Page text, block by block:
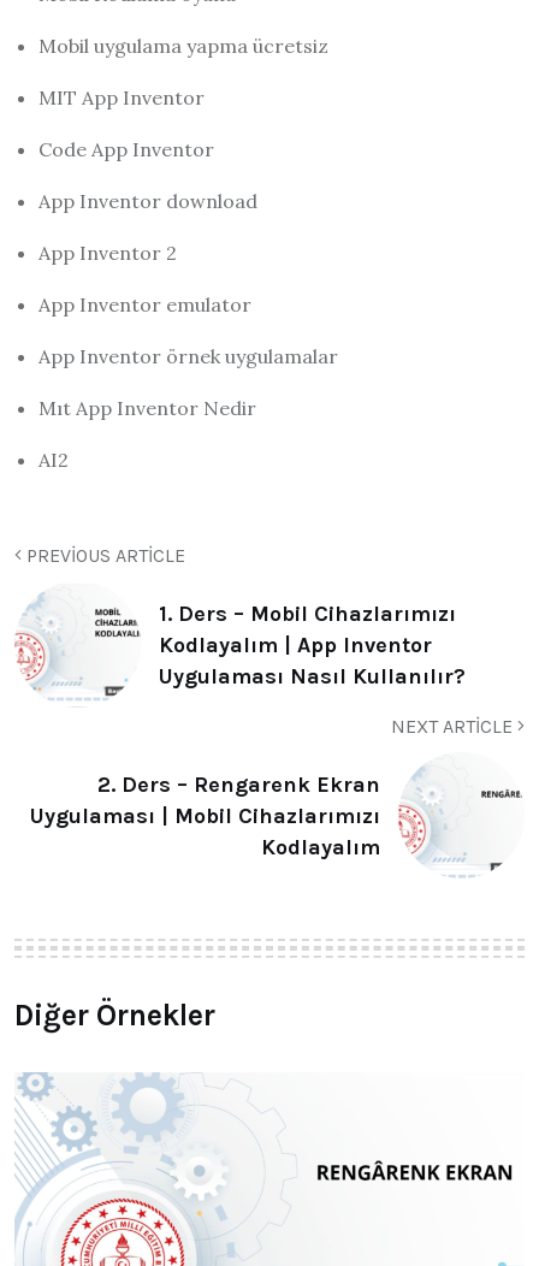
Mobil uygulama yapma ücretsiz
MIT App Inventor
Code App Inventor
App Inventor download
App Inventor 2
App Inventor emulator
App Inventor örnek uygulamalar
Mıt App Inventor Nedir
AI2
PREVIOUS ARTICLE
1. Ders – Mobil Cihazlarımızı
Kodlayalım | App Inventor
Uygulaması Nasıl Kullanılır?
NEXT ARTICLE
2. Ders – Rengarenk Ekran
Uygulaması | Mobil Cihazlarımızı
Kodlayalım
Diğer Örnekler